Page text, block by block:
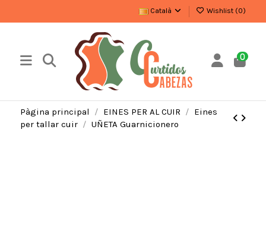
Català Wishlist (0)
0
Pàgina principal EINES PER AL CUIR
Eines
per tallar cuir
UÑETA Guarnicionero